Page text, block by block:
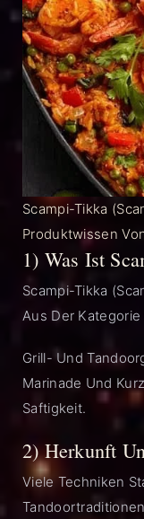
Scampi-Tikka
Produktwissen
1) Was Ist
Scampi-Tikka
Aus Der Kategorie
Grill- Und
Marinade Und
Saftigkeit.
2) Herkunft
Viele Techniken